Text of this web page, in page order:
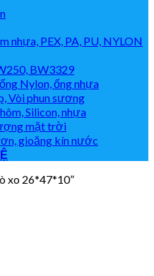
nhựa, PEX, PA, PU, NYLON
BW3329
Nylon, ống nhựa
Vòi phun sương
Silicon, nhựa
mặt trời
gioăng kín nước
xo 26*47*10”